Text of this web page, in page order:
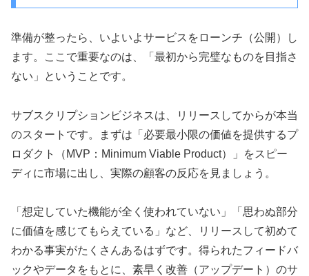
準備が整ったら、いよいよサービスをローンチ（公開）し
ます。ここで重要なのは、「最初から完璧なものを目指さ
ない」ということです。
サブスクリプションビジネスは、リリースしてからが本当
のスタートです。まずは「必要最小限の価値を提供するプ
ロダクト（MVP：Minimum Viable Product）」をスピー
ディに市場に出し、実際の顧客の反応を見ましょう。
「想定していた機能が全く使われていない」「思わぬ部分
に価値を感じてもらえている」など、リリースして初めて
わかる事実がたくさんあるはずです。得られたフィードバ
ックやデータをもとに、素早く改善（アップデート）のサ